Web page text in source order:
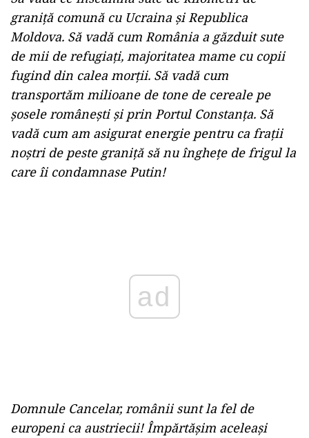
graniță comună cu Ucraina și Republica
Moldova. Să vadă cum România a găzduit sute
de mii de refugiați, majoritatea mame cu copii
fugind din calea morții. Să vadă cum
transportăm milioane de tone de cereale pe
șosele românești și prin Portul Constanța. Să
vadă cum am asigurat energie pentru ca frații
noștri de peste graniță să nu înghețe de frigul la
care îi condamnase Putin!
Domnule Cancelar, românii sunt la fel de
europeni ca austriecii! Împărtășim aceleași